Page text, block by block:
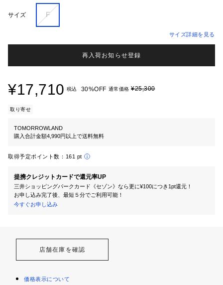
サイズ F
サイズ詳細を見る
再入荷お知らせ登録
¥17,710 税込 30%OFF 通常価格 ¥25,300
取り寄せ
TOMORROWLAND
購入合計金額4,990円以上で送料無料
取得予定ポイント数： 161 pt
提携クレジットカードで還元率UP
三井ショッピングパークカード《セゾン》なら更に¥100につき1pt還元！
お申し込み完了後、最短５分でご利用可能！
今すぐお申し込み
店舗在庫を確認
価格表示について